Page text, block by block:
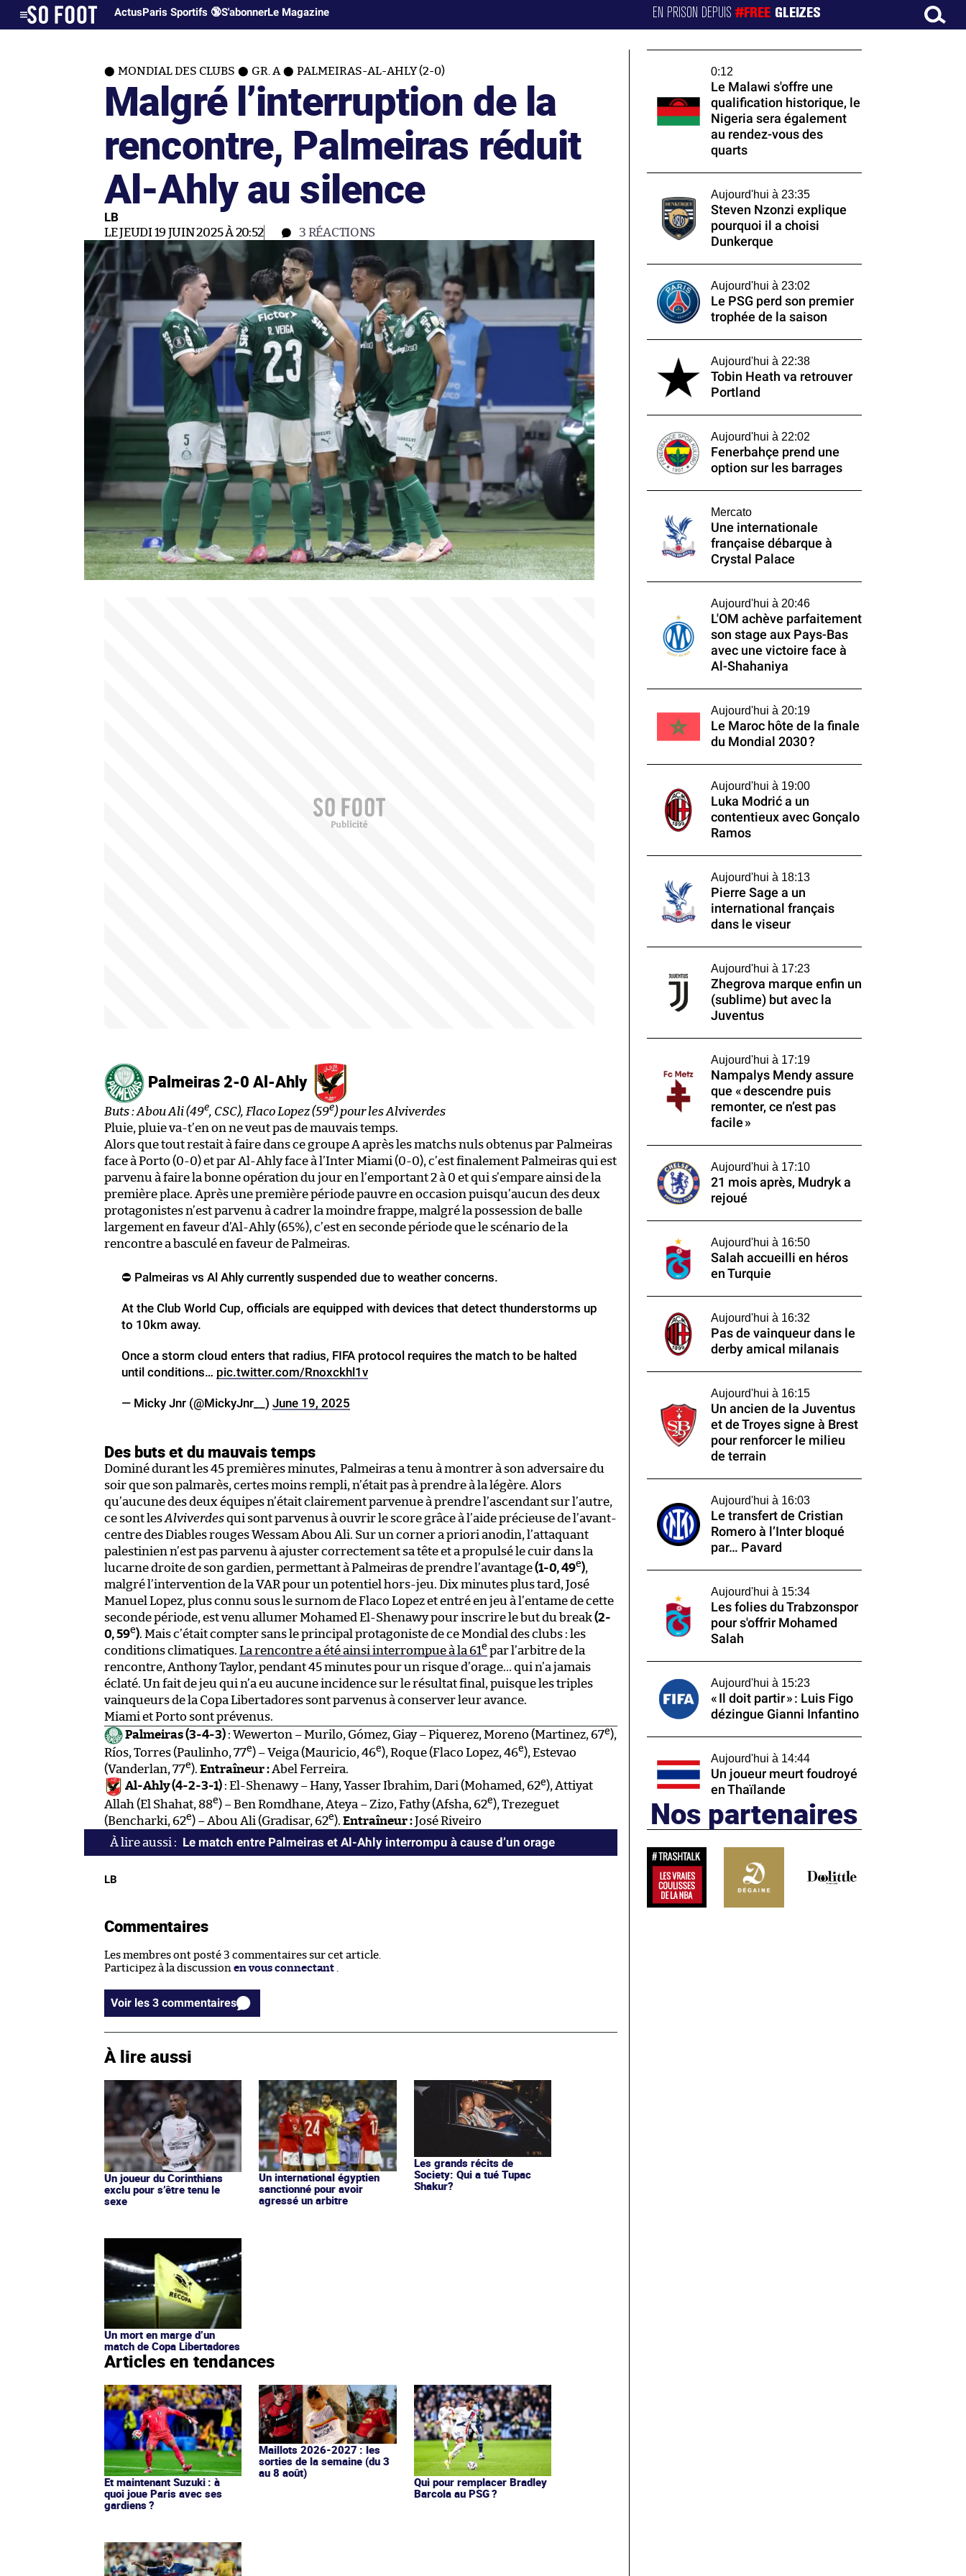
ActusParis Sportifs 🔞S'abonnerLe Magazine EN PRISON DEPUIS#FREE GLEIZES
MONDIAL DES CLUBS GR. A PALMEIRAS-AL-AHLY (2-0)
Malgré l’interruption de la
rencontre, Palmeiras réduit
Al-Ahly au silence
LB
LE JEUDI 19 JUIN 2025 À 20:52 3 RÉACTIONS
Palmeiras 2-0 Al-Ahly
Buts : Abou Ali (49e, CSC), Flaco Lopez (59e) pour les Alviverdes
Pluie, pluie va-t’en on ne veut pas de mauvais temps.
Alors que tout restait à faire dans ce groupe A après les matchs nuls obtenus par Palmeiras
face à Porto (0-0) et par Al-Ahly face à l’Inter Miami (0-0), c’est finalement Palmeiras qui est
parvenu à faire la bonne opération du jour en l’emportant 2 à 0 et qui s’empare ainsi de la
première place. Après une première période pauvre en occasion puisqu’aucun des deux
protagonistes n’est parvenu à cadrer la moindre frappe, malgré la possession de balle
largement en faveur d’Al-Ahly (65%), c’est en seconde période que le scénario de la
rencontre a basculé en faveur de Palmeiras.
⛔️ Palmeiras vs Al Ahly currently suspended due to weather concerns.
At the Club World Cup, officials are equipped with devices that detect thunderstorms up
to 10km away.
Once a storm cloud enters that radius, FIFA protocol requires the match to be halted
until conditions… pic.twitter.com/Rnoxckhl1v
— Micky Jnr (@MickyJnr__) June 19, 2025
Des buts et du mauvais temps
Dominé durant les 45 premières minutes, Palmeiras a tenu à montrer à son adversaire du
soir que son palmarès, certes moins rempli, n’était pas à prendre à la légère. Alors
qu’aucune des deux équipes n’était clairement parvenue à prendre l’ascendant sur l’autre,
ce sont lesAlviverdesqui sont parvenus à ouvrir le score grâce à l’aide précieuse de l’avant-
centre des Diables rouges Wessam Abou Ali. Sur un corner a priori anodin, l’attaquant
palestinien n’est pas parvenu à ajuster correctement sa tête et a propulsé le cuir dans la
lucarne droite de son gardien, permettant à Palmeiras de prendre l’avantage(1-0, 49e),
malgré l’intervention de la VAR pour un potentiel hors-jeu. Dix minutes plus tard, José
Manuel Lopez, plus connu sous le surnom de Flaco Lopez et entré en jeu à l’entame de cette
seconde période, est venu allumer Mohamed El-Shenawy pour inscrire le but du break(2-
0, 59e). Mais c’était compter sans le principal protagoniste de ce Mondial des clubs : les
conditions climatiques. La rencontre a été ainsi interrompue à la 61e par l’arbitre de la
rencontre, Anthony Taylor, pendant 45 minutes pour un risque d’orage… qui n’a jamais
éclaté. Un fait de jeu qui n’a eu aucune incidence sur le résultat final, puisque les triples
vainqueurs de la Copa Libertadores sont parvenus à conserver leur avance.
Miami et Porto sont prévenus.
Palmeiras (3-4-3): Wewerton – Murilo, Gómez, Giay – Piquerez, Moreno (Martinez, 67e),
Ríos, Torres (Paulinho, 77e) – Veiga (Mauricio, 46e), Roque (Flaco Lopez, 46e), Estevao
(Vanderlan, 77e). Entraîneur :Abel Ferreira.
Al-Ahly (4-2-3-1): El-Shenawy – Hany, Yasser Ibrahim, Dari (Mohamed, 62e), Attiyat
Allah (El Shahat, 88e) – Ben Romdhane, Ateya – Zizo, Fathy (Afsha, 62e), Trezeguet
(Bencharki, 62e) – Abou Ali (Gradisar, 62e). Entraîneur :José Riveiro
Le match entre Palmeiras et Al-Ahly interrompu à cause d’un orage
LB
Commentaires
Les membres ont posté 3 commentaires sur cet article.
Participez à la discussion en vous connectant
Voir les 3 commentaires
À lire aussi
Un joueur du Corinthians
exclu pour s’être tenu le
sexe
Un international égyptien
sanctionné pour avoir
agressé un arbitre
Les grands récits de
Society: Qui a tué Tupac
Shakur?
Un mort en marge d’un
match de Copa Libertadores
Articles en tendances
Et maintenant Suzuki : à
quoi joue Paris avec ses
gardiens ?
Maillots 2026-2027 : les
sorties de la semaine (du 3
au 8 août)
Qui pour remplacer Bradley
Barcola au PSG ?
0:12
Le Malawi s'offre une
qualification historique, le
Nigeria sera également
au rendez-vous des
quarts
Aujourd'hui à 23:35
Steven Nzonzi explique
pourquoi il a choisi
Dunkerque
Aujourd'hui à 23:02
Le PSG perd son premier
trophée de la saison
Aujourd'hui à 22:38
Tobin Heath va retrouver
Portland
Aujourd'hui à 22:02
Fenerbahçe prend une
option sur les barrages
Mercato
Une internationale
française débarque à
Crystal Palace
Aujourd'hui à 20:46
L'OM achève parfaitement
son stage aux Pays-Bas
avec une victoire face à
Al-Shahaniya
Aujourd'hui à 20:19
Le Maroc hôte de la finale
du Mondial 2030 ?
Aujourd'hui à 19:00
Luka Modrić a un
contentieux avec Gonçalo
Ramos
Aujourd'hui à 18:13
Pierre Sage a un
international français
dans le viseur
Aujourd'hui à 17:23
Zhegrova marque enfin un
(sublime) but avec la
Juventus
Aujourd'hui à 17:19
Nampalys Mendy assure
que « descendre puis
remonter, ce n’est pas
facile »
Aujourd'hui à 17:10
21 mois après, Mudryk a
rejoué
Aujourd'hui à 16:50
Salah accueilli en héros
en Turquie
Aujourd'hui à 16:32
Pas de vainqueur dans le
derby amical milanais
Aujourd'hui à 16:15
Un ancien de la Juventus
et de Troyes signe à Brest
pour renforcer le milieu
de terrain
Aujourd'hui à 16:03
Le transfert de Cristian
Romero à l’Inter bloqué
par… Pavard
Aujourd'hui à 15:34
Les folies du Trabzonspor
pour s'offrir Mohamed
Salah
Aujourd'hui à 15:23
« Il doit partir » : Luis Figo
dézingue Gianni Infantino
Aujourd'hui à 14:44
Un joueur meurt foudroyé
en Thaïlande
Nos partenaires